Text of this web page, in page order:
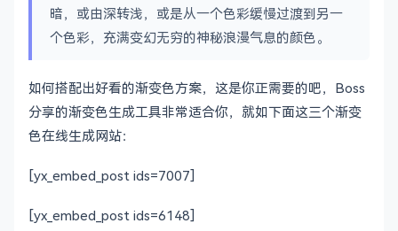
暗，或由深转浅，或是从一个色彩缓慢过渡到另一
个色彩，充满变幻无穷的神秘浪漫气息的颜色。
如何搭配出好看的渐变色方案，这是你正需要的吧，Boss
分享的渐变色生成工具非常适合你，就如下面这三个渐变
色在线生成网站：
[yx_embed_post ids=7007]
[yx_embed_post ids=6148]